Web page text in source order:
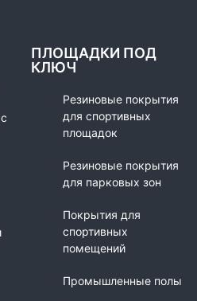
ПЛОЩАДКИ ПОД
КЛЮЧ
Резиновые покрытия
для спортивных
площадок
Резиновые покрытия
для парковых зон
Покрытия для
спортивных
помещений
Промышленные полы